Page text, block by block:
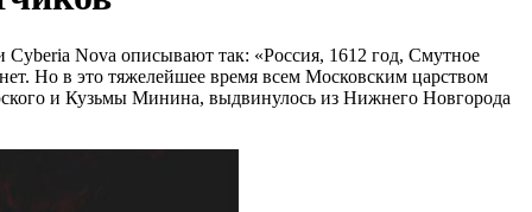
Nova описывают так: «Россия, 1612 год, Смутное
Но в это тяжелейшее время всем Московским царством
и Кузьмы Минина, выдвинулось из Нижнего Новгорода